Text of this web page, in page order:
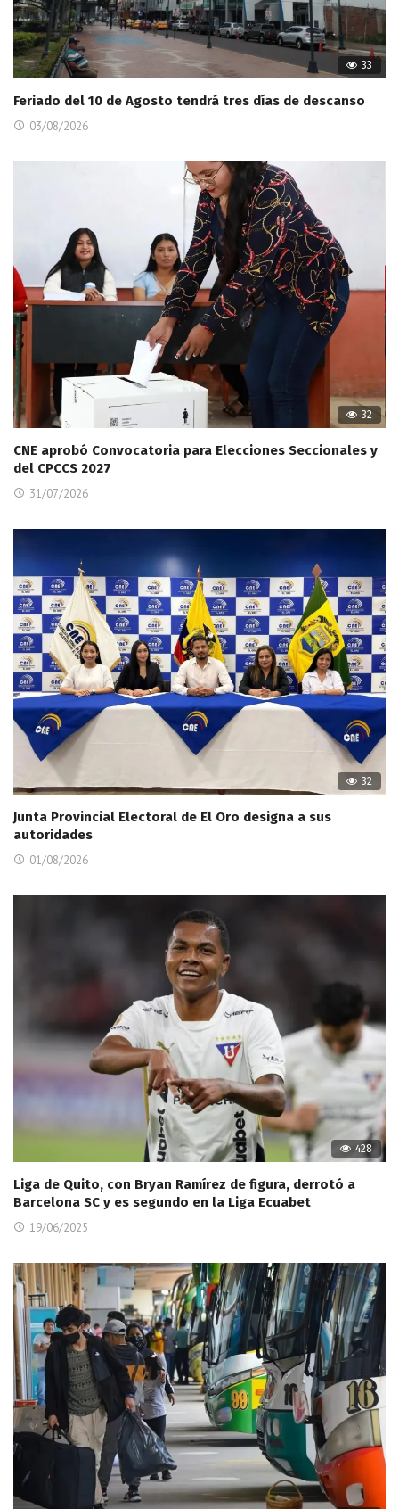
33
Feriado del 10 de Agosto tendrá tres días de descanso
03/08/2026
32
CNE aprobó Convocatoria para Elecciones Seccionales y
del CPCCS 2027
31/07/2026
32
Junta Provincial Electoral de El Oro designa a sus
autoridades
01/08/2026
428
Liga de Quito, con Bryan Ramírez de figura, derrotó a
Barcelona SC y es segundo en la Liga Ecuabet
19/06/2025